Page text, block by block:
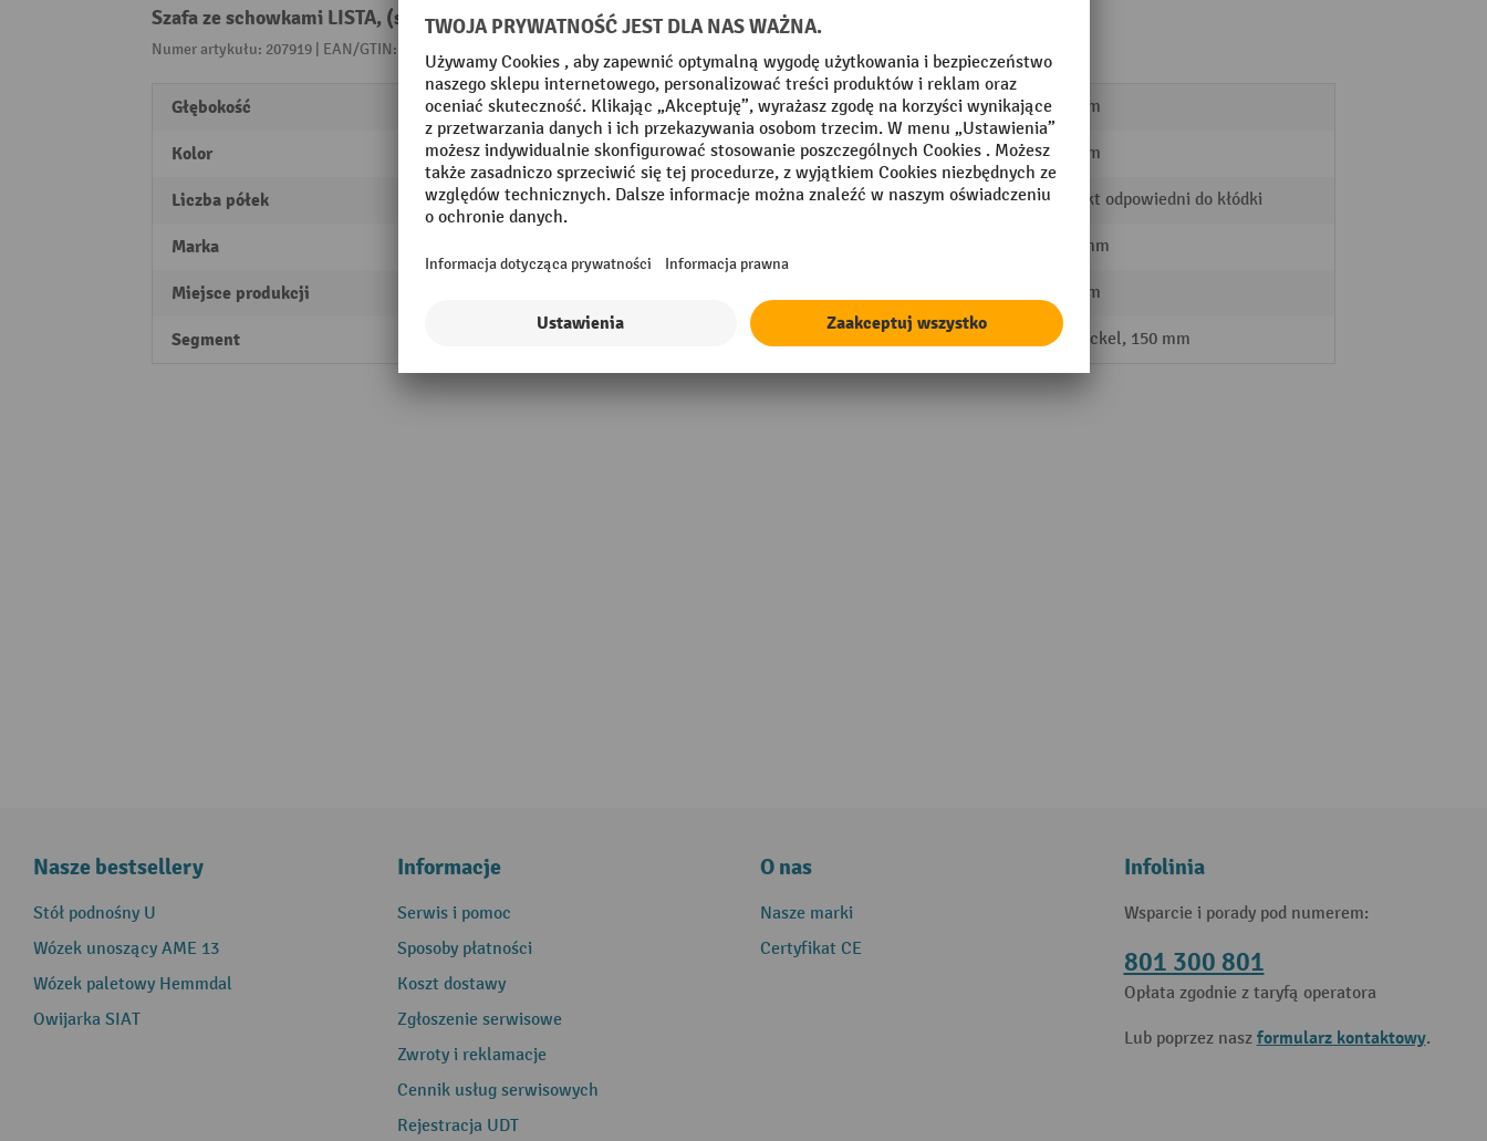
Szafa ze schowkami LISTA, (szer. x gł. x wys.) 905 x 500 x 1995 mm, 3 x 6 schowków zamknięcie
Numer artykułu: 207919 | EAN/GTIN: 4047417512722
Głębokość 500 mm
Kolor jasnoszary
Liczba półek 18
Marka
Miejsce produkcji
Segment
Szerokość 905 mm
Szerokość półki 240 mm
Typ zamka Produkt odpowiedni do kłódki
1995 mm
280 mm
Właściwości techniczne mit Sockel, 150 mm
Nasze bestsellery
Stół podnośny U
Wózek unoszący AME 13
Wózek paletowy Hemmdal
Owijarka SIAT
Informacje
Serwis i pomoc
Sposoby płatności
Koszt dostawy
Zgłoszenie serwisowe
Zwroty i reklamacje
Cennik usług serwisowych
Rejestracja UDT
O nas
Nasze marki
Certyfikat CE
Infolinia
Wsparcie i porady pod numerem:
801 300 801
Opłata zgodnie z taryfą operatora
Lub poprzez nasz formularz kontaktowy.